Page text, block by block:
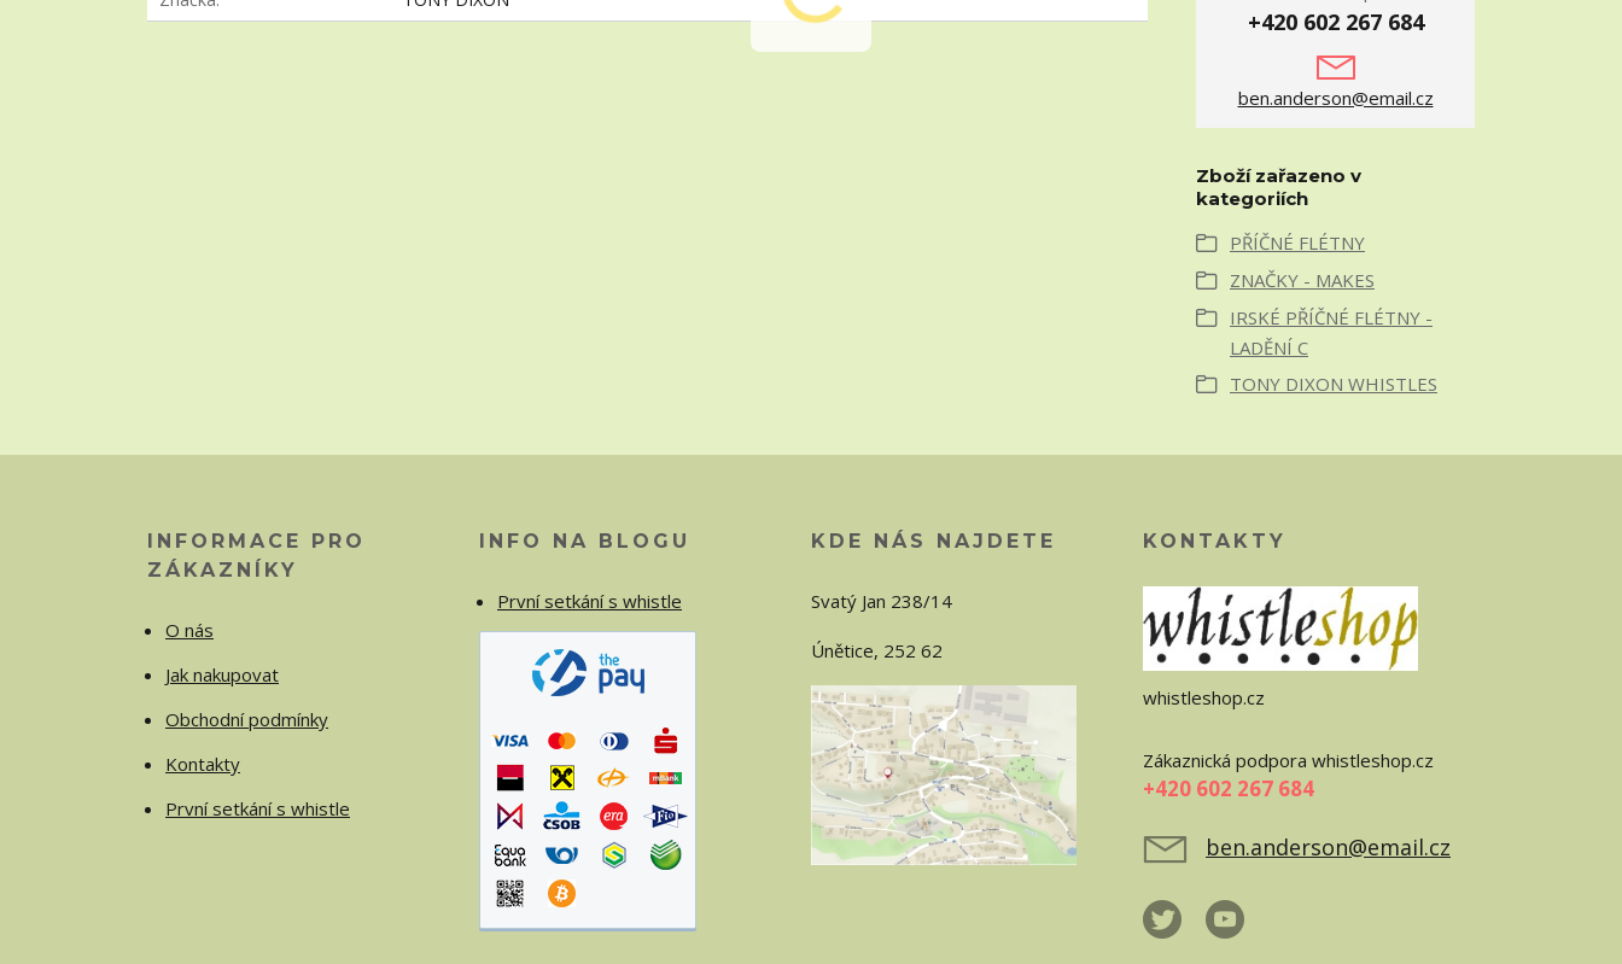
+420 602 267 684
ben.anderson@email.cz
Zboží zařazeno v
kategoriích
PŘÍČNÉ FLÉTNY
ZNAČKY - MAKES
IRSKÉ PŘÍČNÉ FLÉTNY -
LADĚNÍ C
TONY DIXON WHISTLES
INFORMACE PRO
ZÁKAZNÍKY
O nás
Jak nakupovat
Obchodní podmínky
Kontakty
První setkání s whistle
INFO NA BLOGU
První setkání s whistle
KDE NÁS NAJDETE
Svatý Jan 238/14
Únětice, 252 62
KONTAKTY
whistleshop.cz
Zákaznická podpora whistleshop.cz
+420 602 267 684
ben.anderson@email.cz